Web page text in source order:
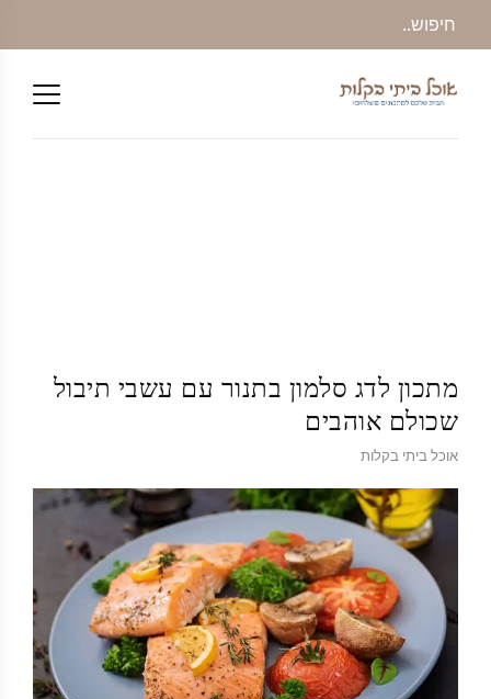
מתכון לדג סלמון בתנור עם עשבי תיבול
שכולם אוהבים
אוכל ביתי בקלות